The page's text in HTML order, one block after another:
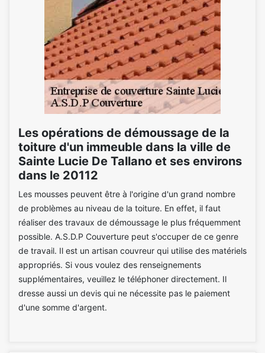
Les opérations de démoussage de la
toiture d'un immeuble dans la ville de
Sainte Lucie De Tallano et ses environs
dans le 20112
Les mousses peuvent être à l'origine d'un grand nombre
de problèmes au niveau de la toiture. En effet, il faut
réaliser des travaux de démoussage le plus fréquemment
possible. A.S.D.P Couverture peut s'occuper de ce genre
de travail. Il est un artisan couvreur qui utilise des matériels
appropriés. Si vous voulez des renseignements
supplémentaires, veuillez le téléphoner directement. Il
dresse aussi un devis qui ne nécessite pas le paiement
d'une somme d'argent.